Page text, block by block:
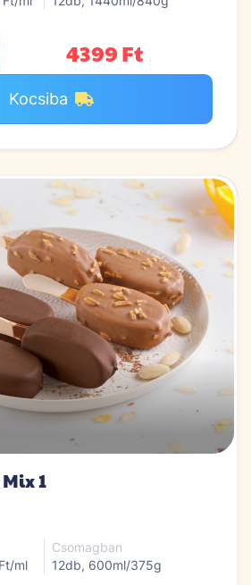
4399 Ft
Kocsiba
1
ml
Csomagban
12db, 600ml/375g